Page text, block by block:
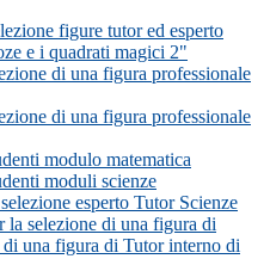
figure tutor ed esperto
e i quadrati magici 2"
di una figura professionale
di una figura professionale
modulo matematica
moduli scienze
esperto Tutor Scienze
la selezione di una figura di
una figura di Tutor interno di